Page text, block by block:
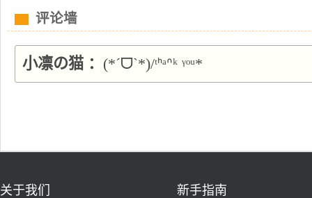
评论墙
小凛の猫 ： (*ˊᗜˋ*)/ᵗᑋᵃᐢᵏ ᵞᵒᵘ*
关于我们 新手指南